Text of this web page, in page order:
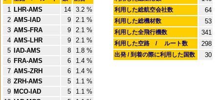
1 LHR-AMS 14
3.2 %
2 AMS-IAD 9
2.1 %
3 AMS-FRA 9
2.1 %
4 AMS-LHR 9
2.1 %
5
IAD-AMS 8
1.8 %
6 FRA-AMS 6
1.4 %
7 AMS-ZRH 6
1.4 %
8 ZRH-AMS 5
1.1 %
9 MCO-IAD 5
1.1 %
利用した総航空会社数 64
利用した総機材数 53
利用した全飛行機数 341
利用した空路 / ルート数 298
出発 / 到着の際に利用した国数 30